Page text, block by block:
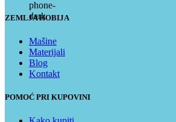
ZEMLJA HOBIJA
Mašine
Materijali
Blog
Kontakt
POMOĆ PRI KUPOVINI